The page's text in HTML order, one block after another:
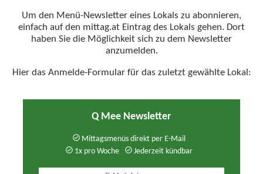
Um den Menü-Newsletter eines Lokals zu abonnieren,
einfach auf den mittag.at Eintrag des Lokals gehen. Dort
haben Sie die Möglichkeit sich zu dem Newsletter
anzumelden.
Hier das Anmelde-Formular für das zuletzt gewählte Lokal:
Q Mee Newsletter
Mittagsmenüs direkt per E-Mail
1x pro Woche
Jederzeit kündbar